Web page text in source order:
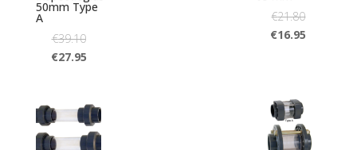
50mm Type
A
€39.10
€27.95
€21.80
€16.95